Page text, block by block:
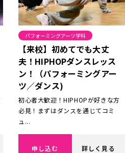
パフォーミングアーツ学科
【来校】初めてでも大丈
夫！HIPHOPダンスレッス
ン！（パフォーミングアー
ツ／ダンス)
初心者大歓迎！HIPHOPが好きな方
必見！まずはダンスを通じてコミ
ュ...
申し込む 詳しく見る